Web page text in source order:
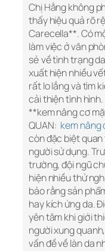
Chị Hằng không
thấy hiệu quả rõ
Carecella**. Có
làm việc ở văn
sẻ về tình trạng
xuất hiện nhiều
rất lo lắng và tìm
cải thiện tình
**kem nâng cơ
QUAN: kem nâng
còn đặc biệt
người sử dụng.
trường, đội ngũ
hiện nhiều thử
bảo rằng sản
hay kích ứng da.
yên tâm khi giới
người xung
vấn đề về làn da